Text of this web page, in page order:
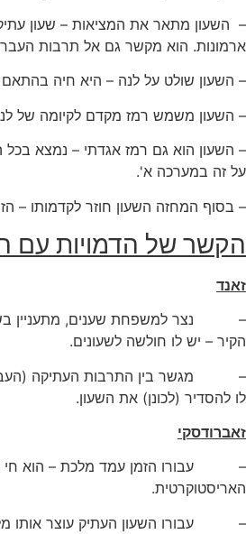
– השעון מתאר את המציאות – שעון
ארמונות. הוא מקשר גם אל תרבות
– השעון שולט על לנה – היא חיה בהתאם
– השעון משמש רמז מקדם לקיומה של
– השעון הוא גם רמז אגדתי – נמצא
על זה במערכה א'.
– בסוף המחזה השעון חוזר לקדמותו –
הקשר של הדמויות עם
זאנד
– נצר למשפחת שענים, מתעניין
הקיר – יש לו חולשה לשעונים.
– מגשר בין התרבות העתיקה
לו להסדיר (לכונן) את השעון.
זאברודסקי
– עבורו הזמן עמד מלכת – הוא חי
האריסטוקרטית.
– עבורו השעון העתיק עוצר אותו